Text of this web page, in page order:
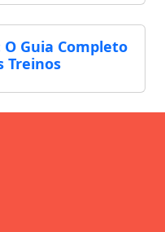
Guia Completo
Treinos